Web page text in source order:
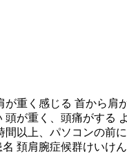
が重く感じる 首から肩
頭が重く、頭痛がする
間以上、パソコンの前
頚肩腕症候群けいけ